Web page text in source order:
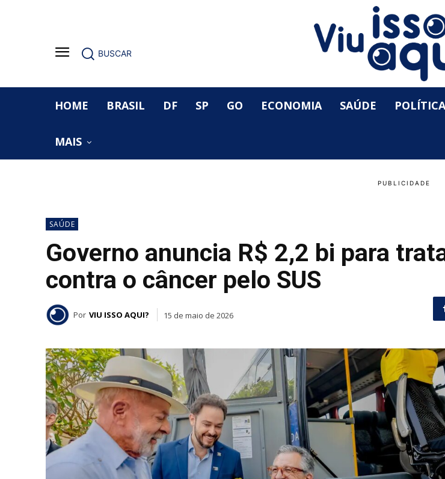
BUSCAR
HOME BRASIL DF SP GO ECONOMIA SAÚDE POLÍTICA
MAIS
SAÚDE
Governo anuncia R$ 2,2 bi para
contra o câncer pelo SUS
Por VIU ISSO AQUI? 15 de maio de 2026